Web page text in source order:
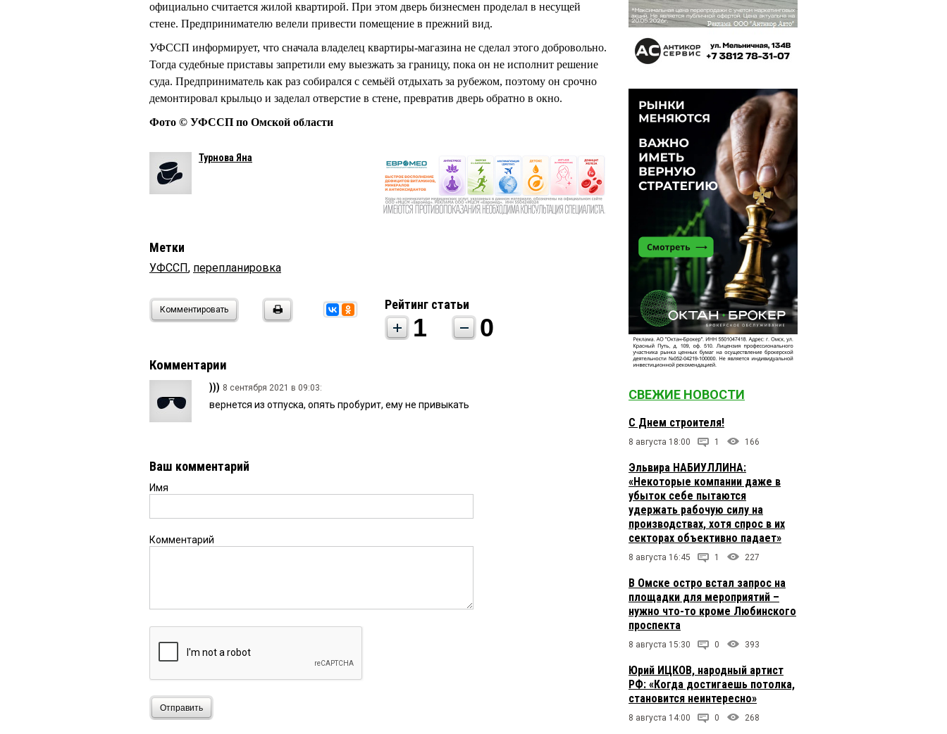
официально считается жилой квартирой. При этом дверь бизнесмен проделал в несущей
стене. Предпринимателю велели привести помещение в прежний вид.
УФССП информирует, что сначала владелец квартиры-магазина не сделал этого добровольно.
Тогда судебные приставы запретили ему выезжать за границу, пока он не исполнит решение
суда. Предприниматель как раз собирался с семьёй отдыхать за рубежом, поэтому он срочно
демонтировал крыльцо и заделал отверстие в стене, превратив дверь обратно в окно.
Фото © УФССП по Омской области
Турнова Яна
Метки
УФССП, перепланировка
Комментировать Рейтинг статьи
1 0
Комментарии
))) 8 сентября 2021 в 09:03:
вернется из отпуска, опять пробурит, ему не привыкать
Ваш комментарий
Имя
Комментарий
Отправить
СВЕЖИЕ НОВОСТИ
С Днем строителя!
8 августа 18:00 1 166
Эльвира НАБИУЛЛИНА:
«Некоторые компании даже в
убыток себе пытаются
удержать рабочую силу на
производствах, хотя спрос в их
секторах объективно падает»
8 августа 16:45 1 227
В Омске остро встал запрос на
площадки для мероприятий –
нужно что-то кроме Любинского
проспекта
8 августа 15:30 0 393
Юрий ИЦКОВ, народный артист
РФ: «Когда достигаешь потолка,
становится неинтересно»
8 августа 14:00 0 268